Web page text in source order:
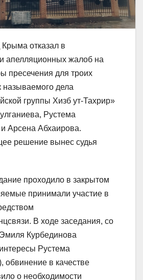
отказал в
апелляционных жалоб на
пресечения для троих
называемого дела
группы Хизб ут-Тахрир»
Рустема
Арсена Абхаирова.
решение вынес судья
проходило в закрытом
принимали участие в
В ходе заседания, со
Курбединова
Рустема
обвинение в качестве
о необходимости